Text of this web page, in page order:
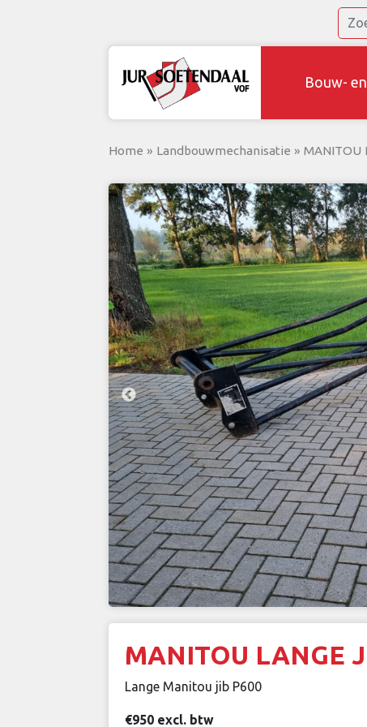
Bouw-
Home » Landbouwmechanisatie » MANITOU
MANITOU LANGE
Lange Manitou jib P600
€950 excl. btw